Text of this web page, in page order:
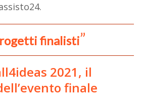
finalisti
2021, il
finale